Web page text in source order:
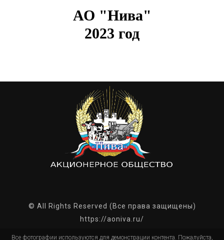
АО "Нива"
2023 год
© All Rights Reserved (Все права защищены)
https://aoniva.ru/
Все фотографии используются для демонстрации контента. Пожалуйста,